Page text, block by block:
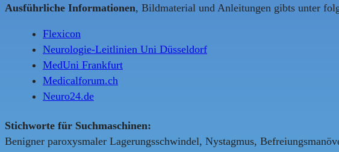
Ausführliche Informationen, Bildmaterial und Anleitungen gibts unter
Flexicon
Neurologie-Leitlinien Uni Düsseldorf
MedUni Frankfurt
Medicalforum.ch
Neuro24.de
Stichworte für Suchmaschinen:
Benigner paroxysmaler Lagerungsschwindel, Nystagmus,